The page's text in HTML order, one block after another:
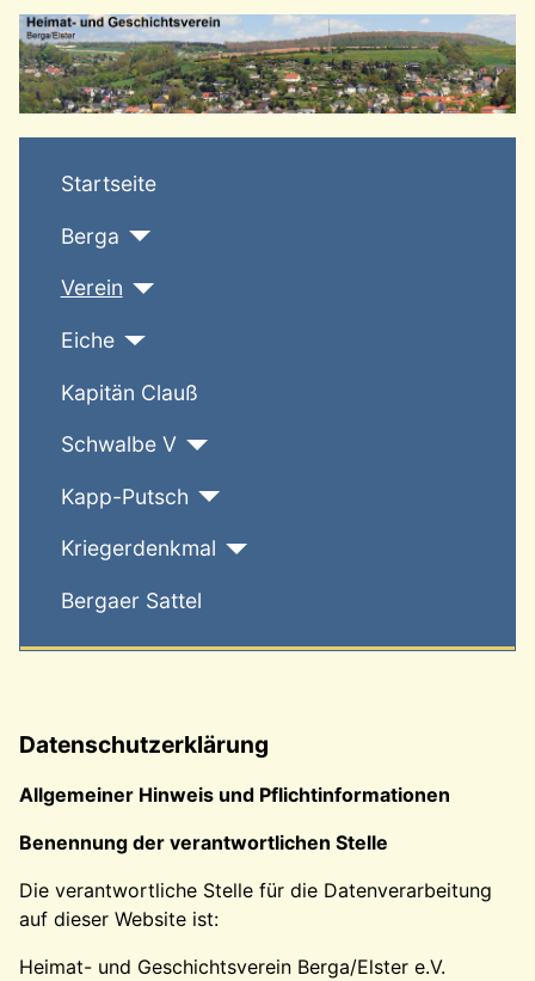
Startseite
Berga
Verein
Eiche
Kapitän Clauß
Schwalbe V
Kapp-Putsch
Kriegerdenkmal
Bergaer Sattel
Datenschutzerklärung
Allgemeiner Hinweis und Pflichtinformationen
Benennung der verantwortlichen Stelle
Die verantwortliche Stelle für die Datenverarbeitung
auf dieser Website ist:
Heimat- und Geschichtsverein Berga/Elster e.V.